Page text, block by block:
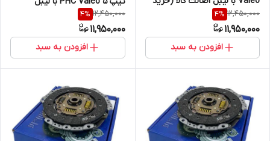
مستقیم از واردکننده)
12,450,000
4%
11,950,000
افزودن به سبد
اصالت کالا (خرید مستقیم از
واردکننده)
12,450,000
4%
11,950,000
افزودن به سبد